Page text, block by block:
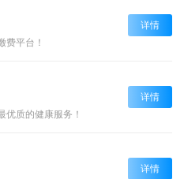
费平台！
详情
优质的健康服务！
详情
详情